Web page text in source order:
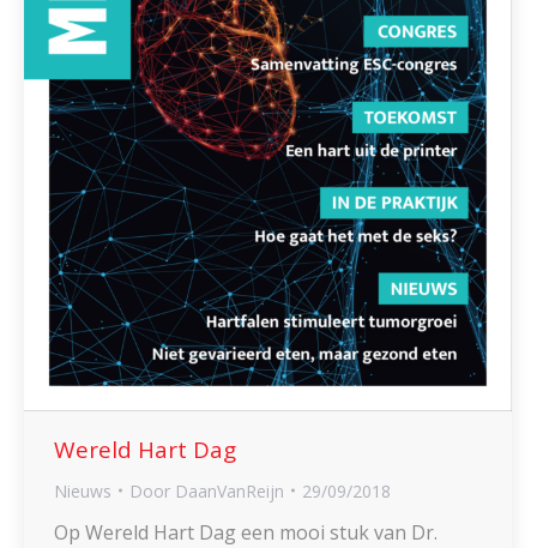
Wereld Hart Dag
Nieuws Door DaanVanReijn 29/09/2018
Op Wereld Hart Dag een mooi stuk van Dr.